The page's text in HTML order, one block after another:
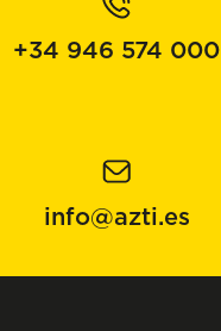
+34 946 574 000
info@azti.es